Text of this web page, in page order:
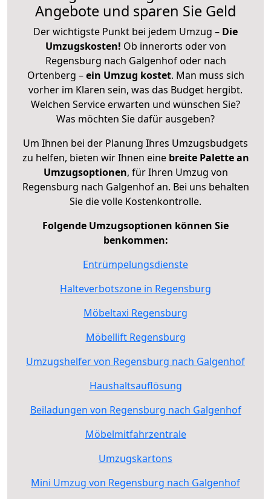
Angebote und sparen Sie Geld
Der wichtigste Punkt bei jedem Umzug – Die
Umzugskosten! Ob innerorts oder von
Regensburg nach Galgenhof oder nach
Ortenberg –ein Umzug kostet. Man muss sich
vorher im Klaren sein, was das Budget hergibt.
Welchen Service erwarten und wünschen Sie?
Was möchten Sie dafür ausgeben?
Um Ihnen bei der Planung Ihres Umzugsbudgets
zu helfen, bieten wir Ihnen eine breite Palette an
Umzugsoptionen, für Ihren Umzug von
Regensburg nach Galgenhof an. Bei uns behalten
Sie die volle Kostenkontrolle.
Folgende Umzugsoptionen können Sie
benkommen:
Entrümpelungsdienste
Halteverbotszone in Regensburg
Möbeltaxi Regensburg
Möbellift Regensburg
Umzugshelfer von Regensburg nach Galgenhof
Haushaltsauflösung
Beiladungen von Regensburg nach Galgenhof
Möbelmitfahrzentrale
Umzugskartons
Mini Umzug von Regensburg nach Galgenhof